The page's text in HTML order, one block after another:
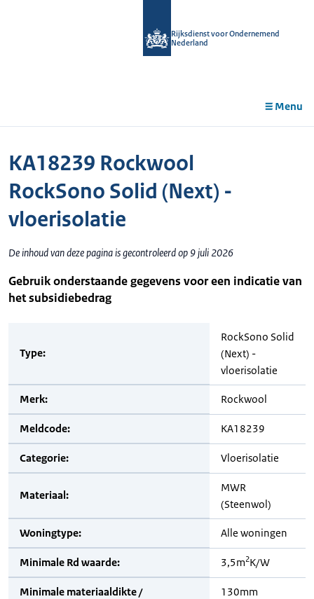
Rijksdienst voor Ondernemend
Nederland
Menu
KA18239 Rockwool
RockSono Solid (Next) -
vloerisolatie
De inhoud van deze pagina is gecontroleerd op 9 juli 2026
Gebruik onderstaande gegevens voor een indicatie van
het subsidiebedrag
Type:
RockSono Solid
(Next) -
vloerisolatie
Merk: Rockwool
Meldcode: KA18239
Categorie: Vloerisolatie
Materiaal:
MWR
(Steenwol)
Woningtype: Alle woningen
Minimale Rd waarde: 3,5m2K/W
Minimale materiaaldikte /
130mm